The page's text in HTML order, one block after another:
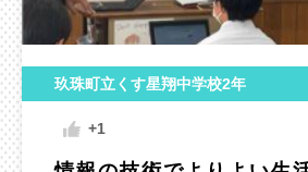
玖珠町立くす星翔中学校2年
+1